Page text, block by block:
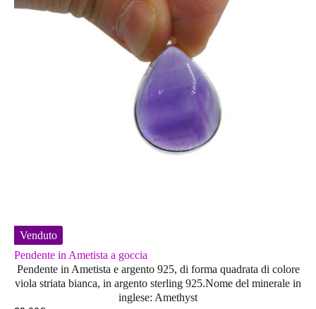
Venduto
Pendente in Ametista a goccia
Pendente in Ametista e argento 925, di forma quadrata di colore
viola striata bianca, in argento sterling 925.Nome del minerale in
inglese: Amethyst